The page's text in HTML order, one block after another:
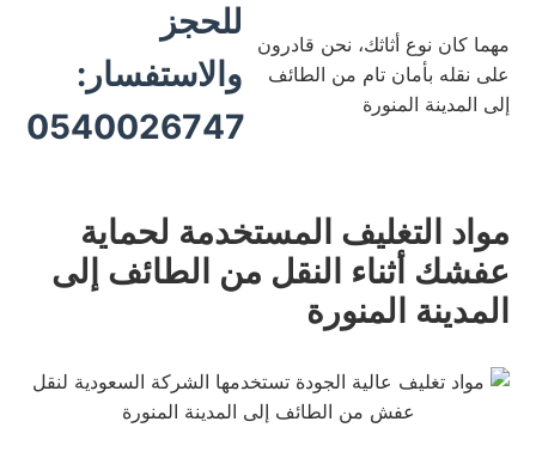
مهما كان نوع أثاثك، نحن قادرون
على نقله بأمان تام من الطائف
إلى المدينة المنورة
للحجز
والاستفسار:
0540026747
مواد التغليف المستخدمة لحماية
عفشك أثناء النقل من الطائف إلى
المدينة المنورة